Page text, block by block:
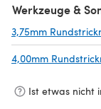
Werkzeuge &
3,75mm
4,00mm
Ist etwas nicht